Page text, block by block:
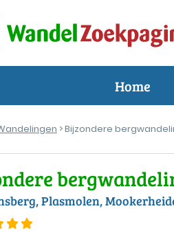
Home
> Bijzondere
Plasmolen,